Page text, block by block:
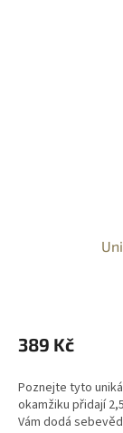
389 Kč
Poznejte tyto
okamžiku přidají
Vám dodá